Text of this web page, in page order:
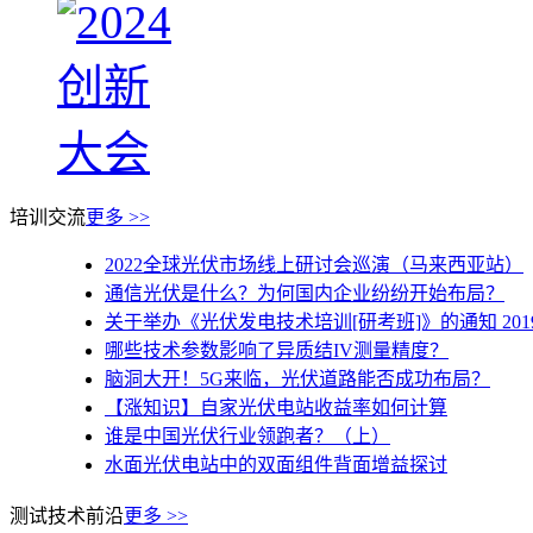
培训交流更多 >>
2022全球光伏市场线上研讨会巡演（马来西亚站）
通信光伏是什么？为何国内企业纷纷开始布局？
关于举办《光伏发电技术培训[研考班]》的通知
哪些技术参数影响了异质结IV测量精度？
脑洞大开！5G来临，光伏道路能否成功布局？
【涨知识】自家光伏电站收益率如何计算
谁是中国光伏行业领跑者？（上）
水面光伏电站中的双面组件背面增益探讨
测试技术前沿更多 >>